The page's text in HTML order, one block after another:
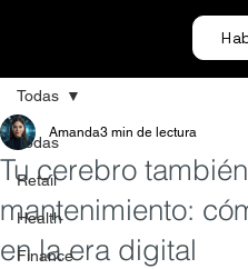
Todas
Retail
Health
Finance
Todas
Tu cerebro
mantenimiento:
en la era digital
Amanda3 min de lectura